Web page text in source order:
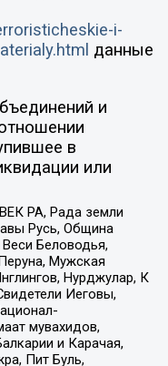
i-
данные
и
в
или
РА, Рада земли
Русь, Община
Беловодья,
Мужская
Нурджулар, К
Иеговы,
мувахидов,
и Карачая,
Пит Буль,